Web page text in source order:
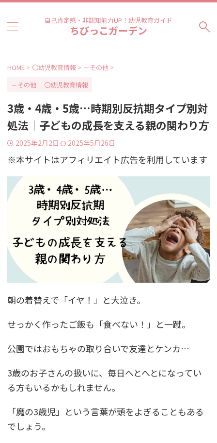
自己肯定感・非認知能力UP！幼児教育ガイド
ちびっこガーデン
HOME > 〇幼児教育情報 > －その他 >
－その他
〇幼児教育情報
3歳・4歳・5歳…時期別反抗期タイプ別対
処法｜子どもの成長を支える親の関わり方
2025年2月2日 2025年5月26日
※本サイトはアフィリエイト広告を利用しています
朝の着替えで「イヤ！」と大泣き。
せっかく作ったご飯も「食べない！」と一蹴。
公園ではおもちゃの取り合いで友達とケンカ…
3歳のお子さんの扱いに、毎日へとへとになってい
る方もいるかもしれません。
「魔の3歳児」という言葉が頭をよぎることもある
でしょう。